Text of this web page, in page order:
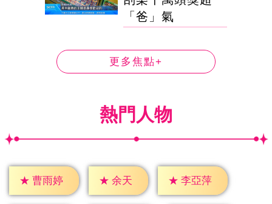
「爸」氣
更多焦點+
熱門人物
★ 曹雨婷 ★ 余天 ★ 李亞萍